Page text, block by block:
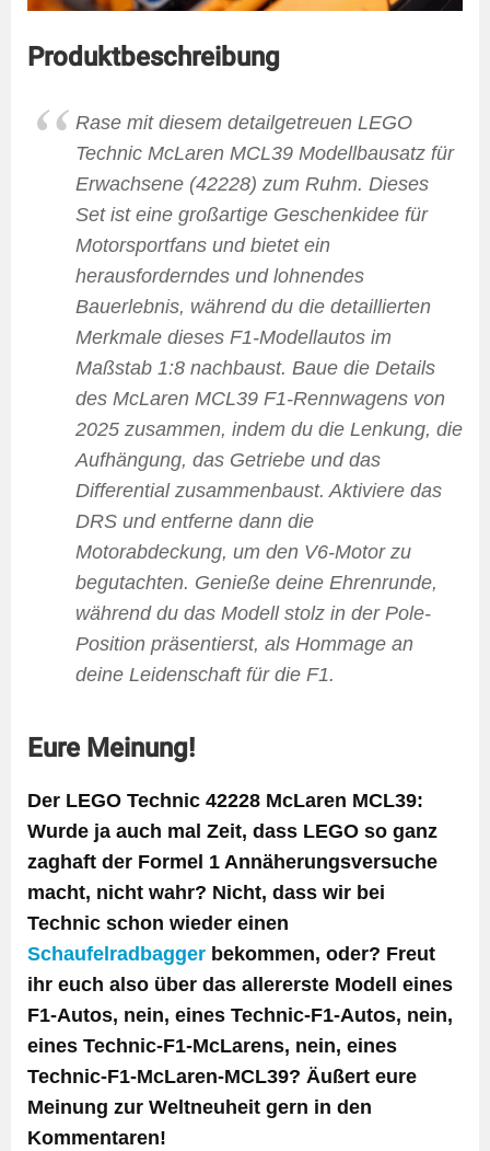
Produktbeschreibung
Rase mit diesem detailgetreuen LEGO
Technic McLaren MCL39 Modellbausatz für
Erwachsene (42228) zum Ruhm. Dieses
Set ist eine großartige Geschenkidee für
Motorsportfans und bietet ein
herausforderndes und lohnendes
Bauerlebnis, während du die detaillierten
Merkmale dieses F1-Modellautos im
Maßstab 1:8 nachbaust. Baue die Details
des McLaren MCL39 F1-Rennwagens von
2025 zusammen, indem du die Lenkung, die
Aufhängung, das Getriebe und das
Differential zusammenbaust. Aktiviere das
DRS und entferne dann die
Motorabdeckung, um den V6-Motor zu
begutachten. Genieße deine Ehrenrunde,
während du das Modell stolz in der Pole-
Position präsentierst, als Hommage an
deine Leidenschaft für die F1.
Eure Meinung!
Der LEGO Technic 42228 McLaren MCL39:
Wurde ja auch mal Zeit, dass LEGO so ganz
zaghaft der Formel 1 Annäherungsversuche
macht, nicht wahr? Nicht, dass wir bei
Technic schon wieder einen
Schaufelradbagger bekommen, oder? Freut
ihr euch also über das allererste Modell eines
F1-Autos, nein, eines Technic-F1-Autos, nein,
eines Technic-F1-McLarens, nein, eines
Technic-F1-McLaren-MCL39? Äußert eure
Meinung zur Weltneuheit gern in den
Kommentaren!